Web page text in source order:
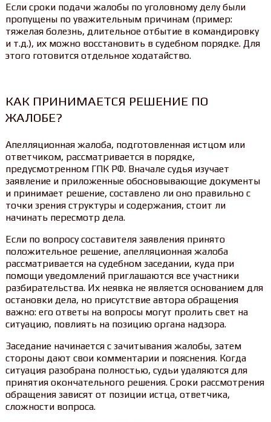
Если сроки подачи жалобы по уголовному делу были
пропущены по уважительным причинам (пример:
тяжелая болезнь, длительное отбытие в командировку
и т.д.), их можно восстановить в судебном порядке. Для
этого готовится отдельное ходатайство.
КАК ПРИНИМАЕТСЯ РЕШЕНИЕ ПО
ЖАЛОБЕ?
Апелляционная жалоба, подготовленная истцом или
ответчиком, рассматривается в порядке,
предусмотренном ГПК РФ. Вначале судья изучает
заявление и приложенные обосновывающие документы
и принимает решение, составлено ли оно правильно с
точки зрения структуры и содержания, стоит ли
начинать пересмотр дела.
Если по вопросу составителя заявления принято
положительное решение, апелляционная жалоба
рассматривается на судебном заседании, куда при
помощи уведомлений приглашаются все участники
разбирательства. Их неявка не является основанием для
остановки дела, но присутствие автора обращения
важно: его ответы на вопросы могут пролить свет на
ситуацию, повлиять на позицию органа надзора.
Заседание начинается с зачитывания жалобы, затем
стороны дают свои комментарии и пояснения. Когда
ситуация разобрана полностью, судьи удаляются для
принятия окончательного решения. Сроки рассмотрения
обращения зависят от позиции истца, ответчика,
сложности вопроса.